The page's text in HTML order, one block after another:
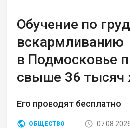
Обучение по
вскармливанию
в Подмосковье
свыше 36
Его проводят бесплатно
ОБЩЕСТВО